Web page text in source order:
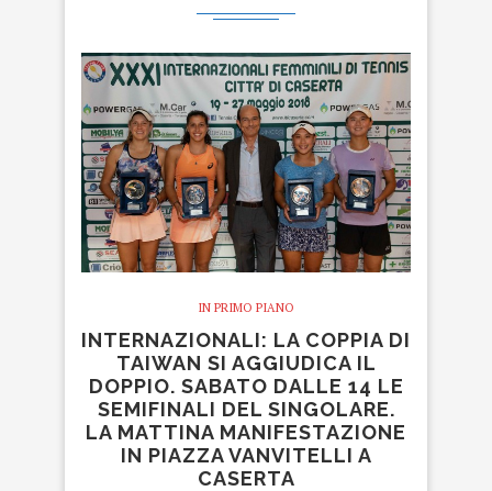
IN PRIMO PIANO
INTERNAZIONALI: LA COPPIA DI
TAIWAN SI AGGIUDICA IL
DOPPIO. SABATO DALLE 14 LE
SEMIFINALI DEL SINGOLARE.
LA MATTINA MANIFESTAZIONE
IN PIAZZA VANVITELLI A
CASERTA